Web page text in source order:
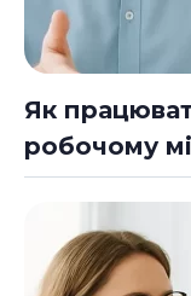
Як
робочому